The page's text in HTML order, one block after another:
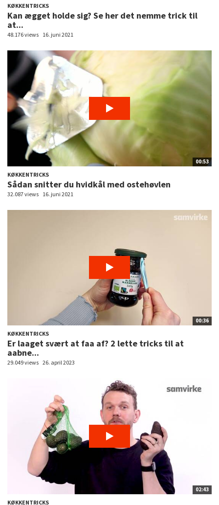
KØKKENTRICKS
Kan ægget holde sig? Se her det nemme trick til
at...
48.176 views 16. juni 2021
00:53
KØKKENTRICKS
Sådan snitter du hvidkål med ostehøvlen
32.087 views 16. juni 2021
00:36
KØKKENTRICKS
Er laaget svært at faa af? 2 lette tricks til at
aabne...
29.049 views 26. april 2023
02:43
KØKKENTRICKS